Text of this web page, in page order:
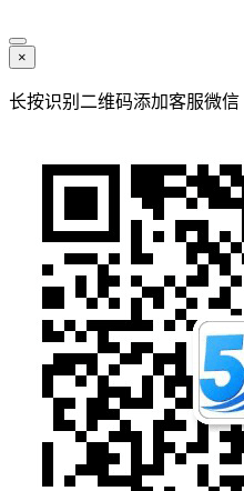
×
长按识别二维码添加客服微信